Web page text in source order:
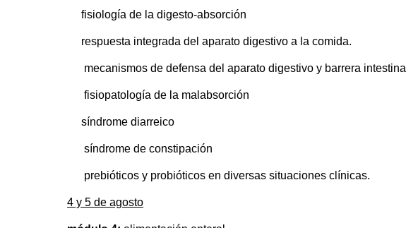
fisiología de la digesto-absorción
respuesta integrada del aparato digestivo a la comida.
mecanismos de defensa del aparato digestivo y barrera intestinal
fisiopatología de la malabsorción
síndrome diarreico
síndrome de constipación
prebióticos y probióticos en diversas situaciones clínicas.
4 y 5 de agosto